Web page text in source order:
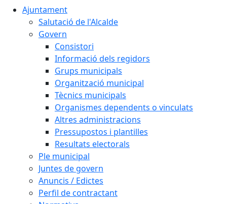
Ajuntament
Salutació de l'Alcalde
Govern
Consistori
Informació dels regidors
Grups municipals
Organització municipal
Tècnics municipals
Organismes dependents o vinculats
Altres administracions
Pressupostos i plantilles
Resultats electorals
Ple municipal
Juntes de govern
Anuncis / Edictes
Perfil de contractant